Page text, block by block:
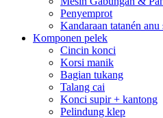
Penyemprot
Kandaraan tatanén anu
Komponen pelek
Cincin konci
Korsi manik
Bagian tukang
Talang cai
Konci supir + kantong
Pelindung klep